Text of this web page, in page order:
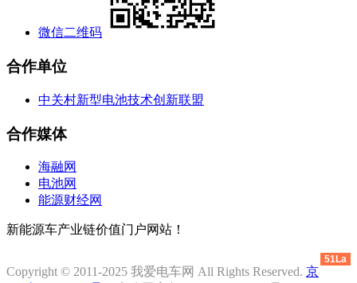
微信二维码
合作单位
中关村新型电池技术创新联盟
合作媒体
海融网
电池网
能源财经网
新能源车产业链价值门户网站！
Copyright © 2011-2025 我爱电车网 All Rights Reserved. 京
51La